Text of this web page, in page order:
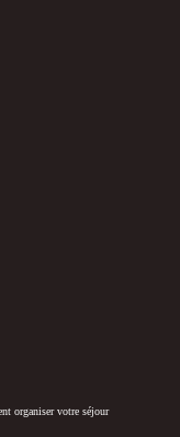
organiser votre séjour